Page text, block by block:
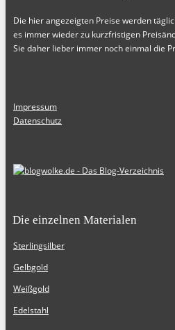
Die hier angezeigten Preise werden
es immer wieder zu kurzfristigen
Sie daher lieber immer noch einmal die
Impressum
Datenschutz
Die einzelnen Materialen
Sterlingsilber
Gelbgold
Weißgold
Edelstahl